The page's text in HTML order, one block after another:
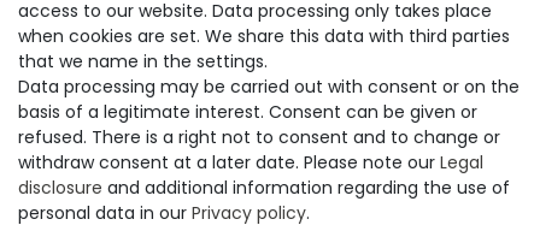
07.00 - 12.00 Uhr und 13.00 - 15.00 Uhr
zusätzlich Dienstag
13.00 - 18.00 Uhr
SERVICE
Versand & Lieferung
Zahlungsmöglichkeiten
access to our website. Data processing only takes place
when cookies are set. We share this data with third parties
that we name in the settings.
Data processing may be carried out with consent or on the
basis of a legitimate interest. Consent can be given or
refused. There is a right not to consent and to change or
withdraw consent at a later date. Please note our Legal
disclosure and additional information regarding the use of
personal data in our Privacy policy.